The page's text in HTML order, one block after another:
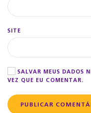
SITE
SALVAR MEUS DADOS
VEZ QUE EU COMENTAR.
PUBLICAR